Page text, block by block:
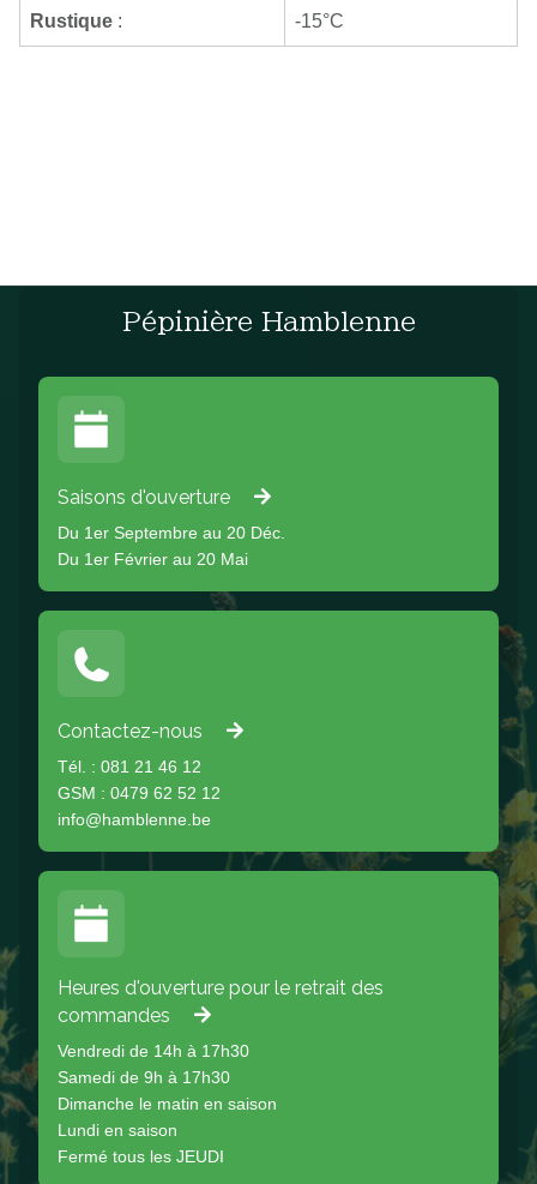
Rustique : -15°C
Pépinière Hamblenne
Saisons d'ouverture
Du 1er Septembre au 20 Déc.
Du 1er Février au 20 Mai
Contactez-nous
Tél. : 081 21 46 12
GSM : 0479 62 52 12
info@hamblenne.be
Heures d'ouverture pour le retrait des
commandes
Vendredi de 14h à 17h30
Samedi de 9h à 17h30
Dimanche le matin en saison
Lundi en saison
Fermé tous les JEUDI